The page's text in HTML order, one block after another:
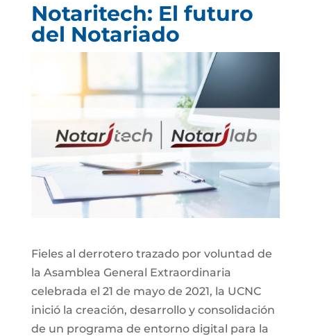
Notaritech: El futuro
del Notariado
Fieles al derrotero trazado por voluntad de
la Asamblea General Extraordinaria
celebrada el 21 de mayo de 2021, la UCNC
inició la creación, desarrollo y consolidación
de un programa de entorno digital para la